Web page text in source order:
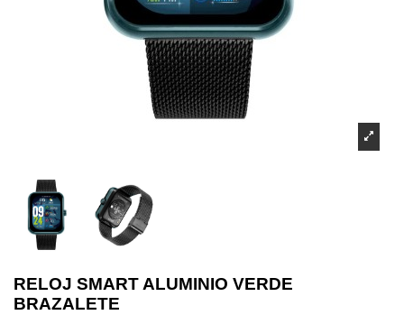
RELOJ SMART ALUMINIO VERDE
BRAZALETE